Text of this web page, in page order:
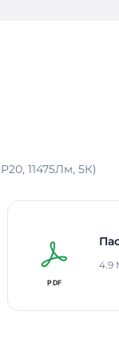
11475Лм, 5К)
4.9